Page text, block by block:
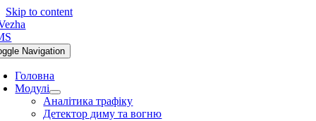
Skip to content
Navigation
Головна
Модулі
Аналітика трафіку
Детектор диму та вогню